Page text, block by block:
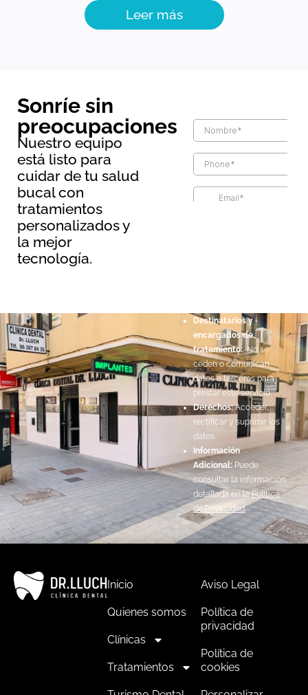
Leer más
Destinatarios y
encargados de
tratamiento:No se
ceden o comunican
datos a terceros para
prestar este servicio.
Derechos:Acceder,
rectificar y suprimir los
datos.
Información
Adicional: Puede
consultar la información
detallada en laPolítica
de Privacidad.
Sonríe sin
preocupaciones
Nuestro equipo
está listo para
cuidar de tu salud
bucal con
tratamientos
personalizados y
la mejor
tecnología.
Inicio
Quienes somos
Clínicas
Tratamientos
Aviso Legal
Política de
privacidad
Política de
cookies